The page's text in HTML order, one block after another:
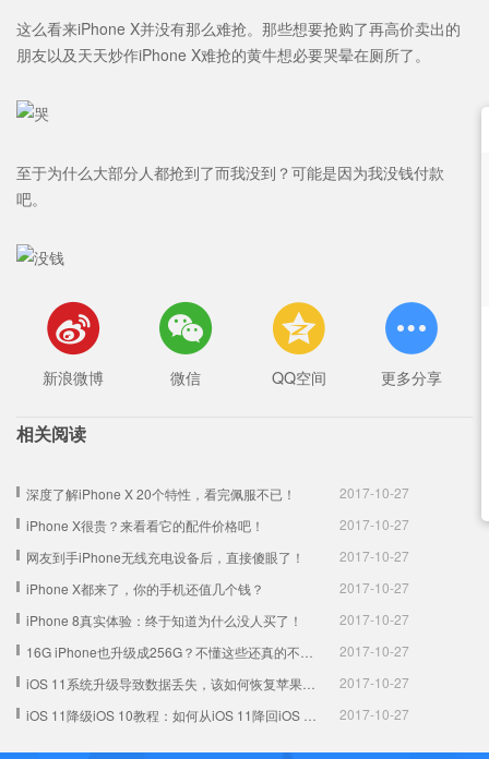
这么看来iPhone X并没有那么难抢。那些想要抢购了再高价卖出的
朋友以及天天炒作iPhone X难抢的黄牛想必要哭晕在厕所了。
至于为什么大部分人都抢到了而我没到？可能是因为我没钱付款
吧。

新浪微博

微信

QQ空间

更多分享
相关阅读
深度了解iPhone X 20个特性，看完佩服不已！
2017-10-27
iPhone X很贵？来看看它的配件价格吧！
2017-10-27
网友到手iPhone无线充电设备后，直接傻眼了！
2017-10-27
iPhone X都来了，你的手机还值几个钱？
2017-10-27
iPhone 8真实体验：终于知道为什么没人买了！
2017-10-27
16G iPhone也升级成256G？不懂这些还真的不行！
2017-10-27
iOS 11系统升级导致数据丢失，该如何恢复苹果手机数据
2017-10-27
iOS 11降级iOS 10教程：如何从iOS 11降回iOS 10.3.3？
2017-10-27